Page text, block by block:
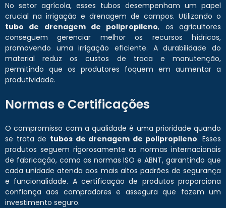
No setor agrícola, esses tubos desempenham um papel
crucial na irrigação e drenagem de campos. Utilizando o
tubo de drenagem de polipropileno, os agricultores
conseguem gerenciar melhor os recursos hídricos,
promovendo uma irrigação eficiente. A durabilidade do
material reduz os custos de troca e manutenção,
permitindo que os produtores foquem em aumentar a
produtividade.
Normas e Certificações
O compromisso com a qualidade é uma prioridade quando
se trata de tubos de drenagem de polipropileno. Esses
produtos seguem rigorosamente as normas internacionais
de fabricação, como as normas ISO e ABNT, garantindo que
cada unidade atenda aos mais altos padrões de segurança
e funcionalidade. A certificação de produtos proporciona
confiança aos compradores e assegura que fazem um
investimento seguro.